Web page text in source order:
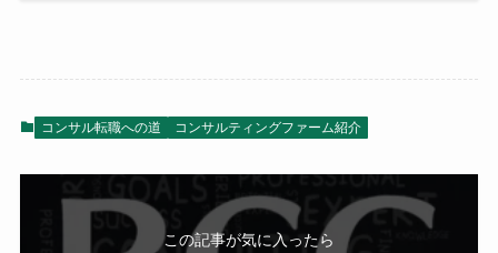
コンサル転職への道 コンサルティングファーム紹介
この記事が気に入ったら